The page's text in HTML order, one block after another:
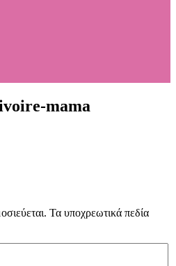
mama
Τα υποχρεωτικά πεδία